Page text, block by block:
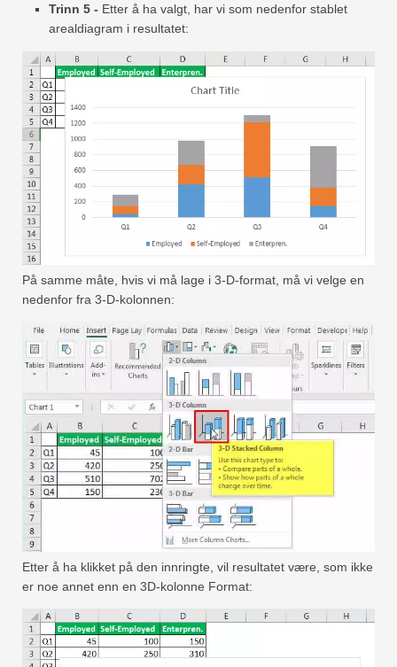
Trinn 5 - Etter å ha valgt, har vi som nedenfor stablet
arealdiagram i resultatet:
På samme måte, hvis vi må lage i 3-D-format, må vi velge en
nedenfor fra 3-D-kolonnen:
Etter å ha klikket på den innringte, vil resultatet være, som ikke
er noe annet enn en 3D-kolonne Format: